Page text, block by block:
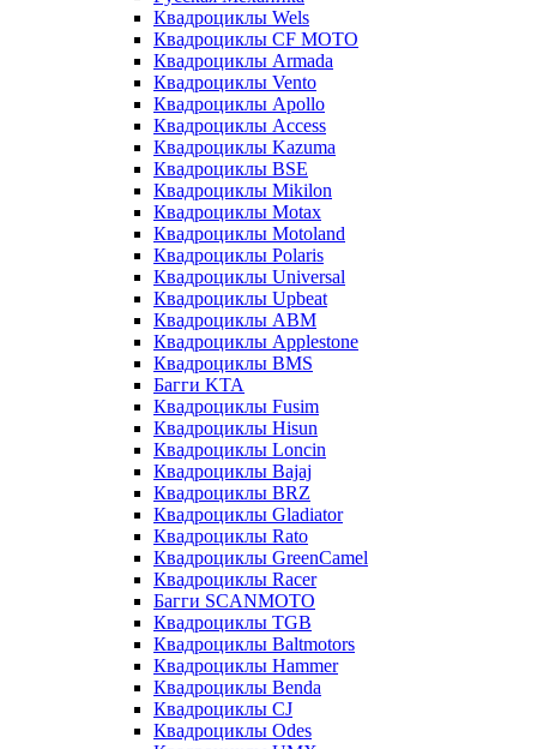
Квадроциклы Wels
Квадроциклы CF MOTO
Квадроциклы Armada
Квадроциклы Vento
Квадроциклы Apollo
Квадроциклы Access
Квадроциклы Kazuma
Квадроциклы BSE
Квадроциклы Mikilon
Квадроциклы Motax
Квадроциклы Motoland
Квадроциклы Polaris
Квадроциклы Universal
Квадроциклы Upbeat
Квадроциклы ABM
Квадроциклы Applestone
Квадроциклы BMS
Багги KTA
Квадроциклы Fusim
Квадроциклы Hisun
Квадроциклы Loncin
Квадроциклы Bajaj
Квадроциклы BRZ
Квадроциклы Gladiator
Квадроциклы Rato
Квадроциклы GreenCamel
Квадроциклы Racer
Багги SCANMOTO
Квадроциклы TGB
Квадроциклы Baltmotors
Квадроциклы Hammer
Квадроциклы Benda
Квадроциклы CJ
Квадроциклы Odes